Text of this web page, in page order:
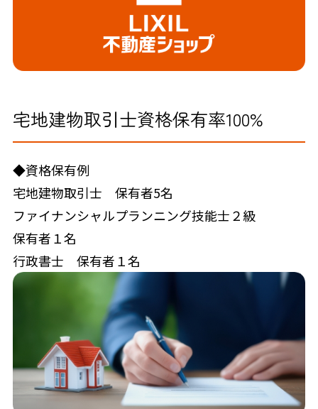
宅地建物取引士資格保有率100%
◆資格保有例
宅地建物取引士 保有者5名
ファイナンシャルプランニング技能士２級
保有者１名
行政書士 保有者１名